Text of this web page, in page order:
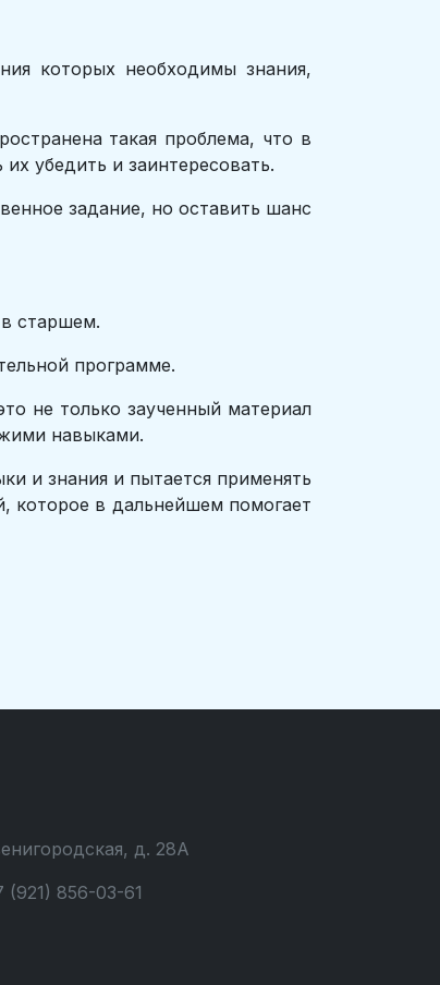
которых необходимы знания,
такая проблема, что в
убедить и заинтересовать.
задание, но оставить шанс
старшем.
программе.
не только заученный материал
навыками.
и знания и пытается применять
которое в дальнейшем помогает
д. 28А
856-03-61